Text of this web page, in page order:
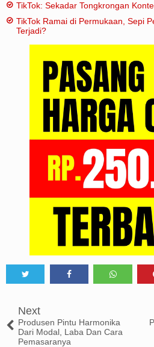
TikTok: Sekadar Tongkrongan
TikTok Ramai di Permukaan, Sepi
Terjadi?
Next
Produsen Pintu Harmonika
Dari Modal, Laba Dan Cara
Pemasaranya